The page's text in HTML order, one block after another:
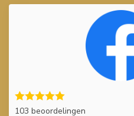
103 beoordelingen